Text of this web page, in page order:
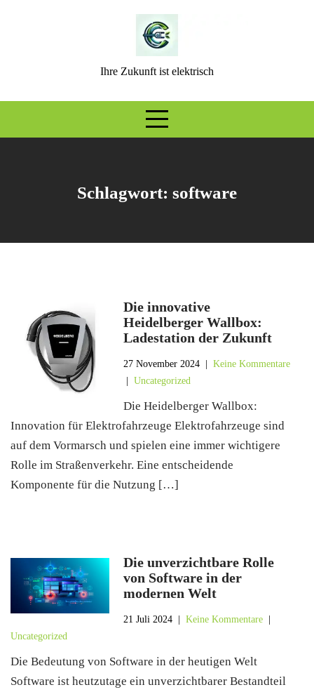
Ihre Zukunft ist elektrisch
Schlagwort: software
Die innovative
Heidelberger Wallbox:
Ladestation der Zukunft
27 November 2024 |Keine Kommentare
|Uncategorized
Die Heidelberger Wallbox:
Innovation für Elektrofahrzeuge Elektrofahrzeuge sind
auf dem Vormarsch und spielen eine immer wichtigere
Rolle im Straßenverkehr. Eine entscheidende
Komponente für die Nutzung […]
Die unverzichtbare Rolle
von Software in der
modernen Welt
21 Juli 2024 |Keine Kommentare
Uncategorized
Die Bedeutung von Software in der heutigen Welt
Software ist heutzutage ein unverzichtbarer Bestandteil